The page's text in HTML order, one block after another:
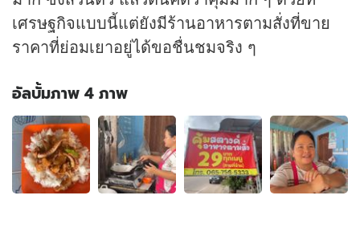
เศรษฐกิจแบบนี้แต่ยังมีร้านอาหารตามสั่งที่ขาย
ราคาที่ย่อมเยาอยู่ได้ขอชื่นชมจริง ๆ
อัลบั้มภาพ 4 ภาพ
อัลบั้ม
ภาพ
ภาพ
ของ